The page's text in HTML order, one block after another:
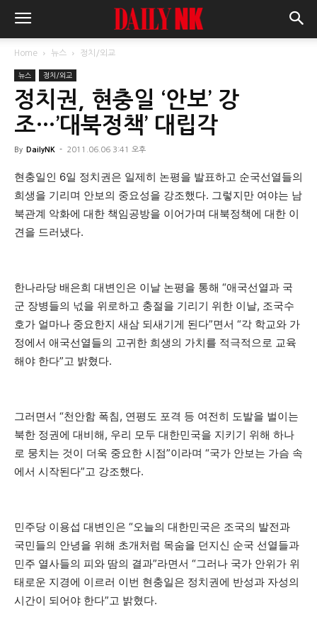
Home 뉴스 정치/외교
뉴스 정치/외교
정치권, 현충일 ‘안보’ 강
조…’대북정책’ 대립각
By DailyNK - 2011.06.06 3:41 오후
현충일인 6일 정치권은 일제히 논평을 발표하고 순국선열들의
희생을 기리며 안보의 중요성을 강조했다. 그렇지만 여야는 남
북관계 악화에 대한 책임공방을 이어가며 대북정책에 대한 이
견을 드러냈다.
한나라당 배은희 대변인은 이날 논평을 통해 “애국선열과 국
군 장병들의 넋을 위로하고 충절을 기리기 위한 이날, 조국수
호가 얼마나 중요한지 새삼 되새기게 된다”면서 “각 학교와 가
정에서 애국선열들의 고귀한 희생의 가치를 적극적으로 교육
해야 한다”고 밝혔다.
그러면서 “천안함 폭침, 연평도 포격 등 여전히 도발을 벌이는
북한 정권에 대비해, 우리 모두 대한민국을 지키기 위해 하나
로 뭉치는 것이 더욱 중요한 시점”이라며 “국가 안보는 가슴 속
에서 시작된다”고 강조했다.
민주당 이용섭 대변인은 “오늘의 대한민국은 조국의 발전과
국민들의 안녕을 위해 초개처럼 목숨을 던지신 순국 선열들과
민주 열사들의 피와 땀의 결과”라면서 “그러나 국가 안위가 위
태로운 지경에 이르러 이번 현충일은 정치권에 반성과 자성의
시간이 되어야 한다”고 밝혔다.